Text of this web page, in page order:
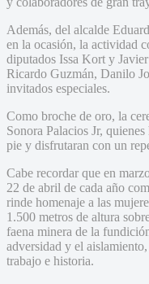
Además, del alcalde
en la ocasión, la actividad
diputados Issa Kort y
Ricardo Guzmán, Danilo
invitados especiales.
Como broche de oro, la
Sonora Palacios Jr,
pie y disfrutaran con un
Cabe recordar que en
22 de abril de cada año
rinde homenaje a las
1.500 metros de altura
faena minera de la
adversidad y el
trabajo e historia.